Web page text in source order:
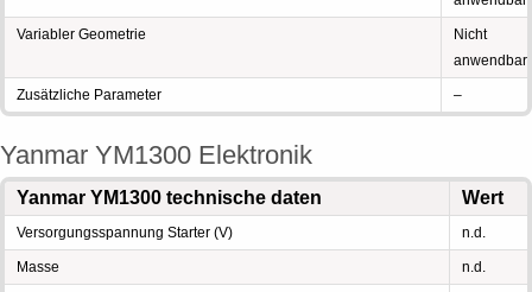
Variabler Geometrie
Nicht
anwendbar
Zusätzliche Parameter –
Yanmar YM1300 Elektronik
Yanmar YM1300 technische daten Wert
Versorgungsspannung Starter (V) n.d.
Masse n.d.